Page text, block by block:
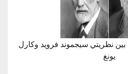
بين نظريتي سيجموند فرويد وكارل
يونغ